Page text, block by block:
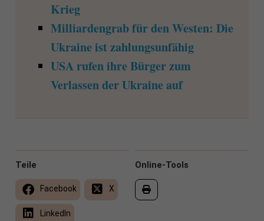
Krieg
Milliardengrab für den Westen: Die
Ukraine ist zahlungsunfähig
USA rufen ihre Bürger zum
Verlassen der Ukraine auf
Online-Tools
Teile
Facebook X
LinkedIn